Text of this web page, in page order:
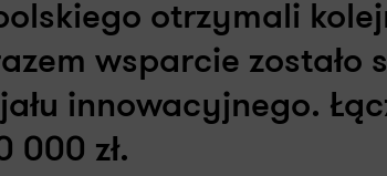
otrzymali
wsparcie zostało
innowacyjnego.
000 zł.